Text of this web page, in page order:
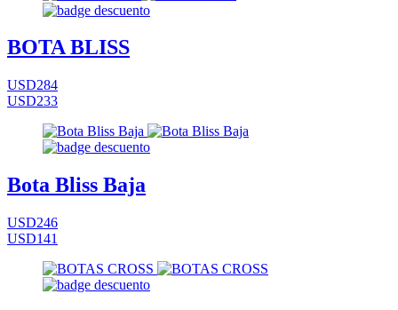
BOTA BLISS
USD284
USD233
Bota Bliss Baja
USD246
USD141